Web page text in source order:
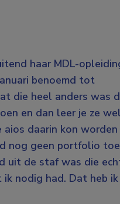
haar MDL-
benoemd tot
die heel anders was
en dan leer je ze
daarin kon worden
nog geen portfolio
uit de staf was die
nodig had. Dat heb